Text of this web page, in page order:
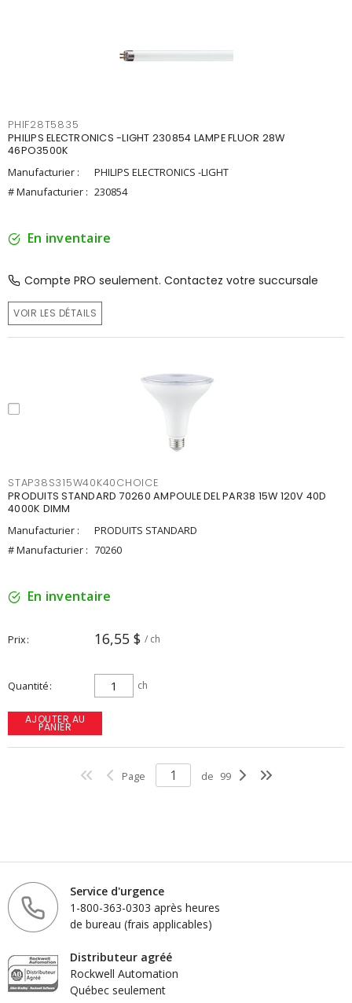
PHIF28T5835
PHILIPS ELECTRONICS -LIGHT 230854 LAMPE FLUOR 28W
46PO3500K
Manufacturier :
PHILIPS ELECTRONICS -LIGHT
# Manufacturier : 230854
En inventaire
Compte PRO seulement. Contactez votre succursale
VOIR LES DÉTAILS
STAP38S315W40K40CHOICE
PRODUITS STANDARD 70260 AMPOULE DEL PAR38 15W 120V 40D
4000K DIMM
Manufacturier :
PRODUITS STANDARD
# Manufacturier : 70260
En inventaire
Prix 16,55 $ / ch
Quantité ch
AJOUTER AU
PANIER
Page de 99
Service d'urgence
1-800-363-0303 après heures
de bureau (frais applicables)
Distributeur agréé
Rockwell Automation
Québec seulement